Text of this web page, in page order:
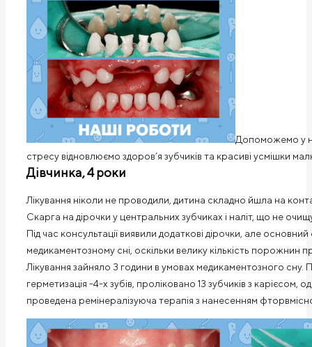
Допоможемо у
стресу відновлюємо здоров’я зубчиків та красиві усмішки
Дівчинка, 4 роки
Лікування ніколи не проводили, дитина складно йшла на
Скарга на дірочки у центральних зубчиках і наліт, що не
Під час консультації виявили додаткові дірочки, але
медикаментозному сні, оскільки велику кількість порожнин
Лікування зайняло 3 години в умовах медикаментозного сну.
герметизація -4-х зубів, проліковано 13 зубчиків з
проведена ремінералізуюча терапія з нанесенням